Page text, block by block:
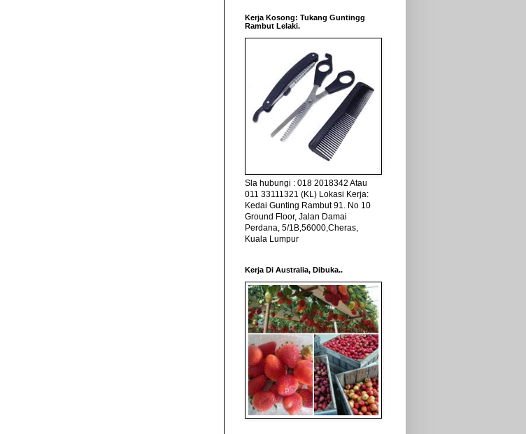
Kerja Kosong: Tukang Guntingg
Rambut Lelaki.
Sla hubungi : 018 2018342 Atau
011 33111321 (KL) Lokasi Kerja:
Kedai Gunting Rambut 91. No 10
Ground Floor, Jalan Damai
Perdana, 5/1B,56000,Cheras,
Kuala Lumpur
Kerja Di Australia, Dibuka..